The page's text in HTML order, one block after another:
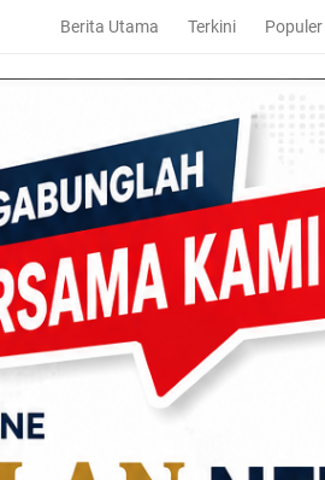
Berita Utama Terkini Populer